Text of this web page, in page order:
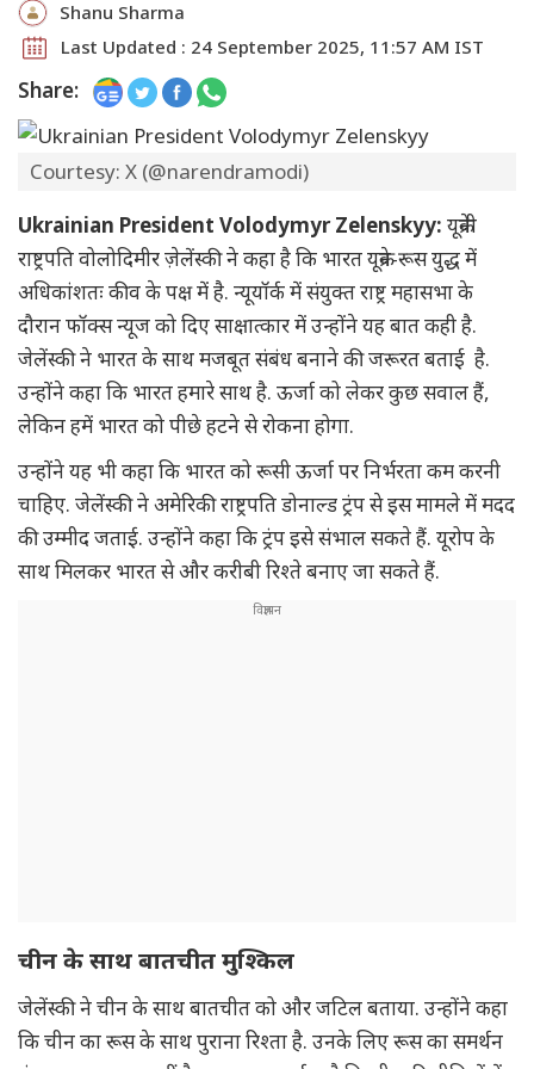
Shanu Sharma
Last Updated : 24 September 2025, 11:57 AM IST
Share:
Courtesy: X (@narendramodi)
Ukrainian President Volodymyr Zelenskyy: यूक्रेनी
राष्ट्रपति वोलोदिमीर ज़ेलेंस्की ने कहा है कि भारत यूक्रेन-रूस युद्ध में
अधिकांशतः कीव के पक्ष में है. न्यूयॉर्क में संयुक्त राष्ट्र महासभा के
दौरान फॉक्स न्यूज को दिए साक्षात्कार में उन्होंने यह बात कही है.
जेलेंस्की ने भारत के साथ मजबूत संबंध बनाने की जरूरत बताई है.
उन्होंने कहा कि भारत हमारे साथ है. ऊर्जा को लेकर कुछ सवाल हैं,
लेकिन हमें भारत को पीछे हटने से रोकना होगा.
उन्होंने यह भी कहा कि भारत को रूसी ऊर्जा पर निर्भरता कम करनी
चाहिए. जेलेंस्की ने अमेरिकी राष्ट्रपति डोनाल्ड ट्रंप से इस मामले में मदद
की उम्मीद जताई. उन्होंने कहा कि ट्रंप इसे संभाल सकते हैं. यूरोप के
साथ मिलकर भारत से और करीबी रिश्ते बनाए जा सकते हैं.
चीन के साथ बातचीत मुश्किल
जेलेंस्की ने चीन के साथ बातचीत को और जटिल बताया. उन्होंने कहा
कि चीन का रूस के साथ पुराना रिश्ता है. उनके लिए रूस का समर्थन